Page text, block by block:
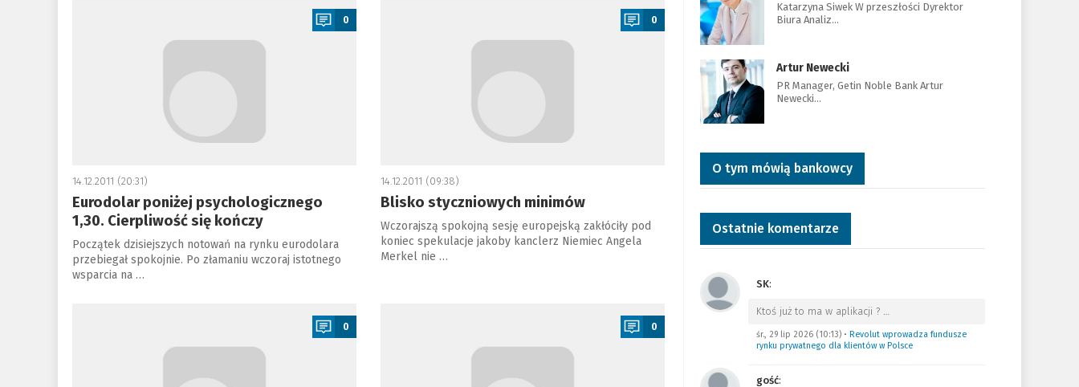
0
14.12.2011 (20:31)
Eurodolar poniżej psychologicznego
1,30. Cierpliwość się kończy
Początek dzisiejszych notowań na rynku eurodolara
przebiegał spokojnie. Po złamaniu wczoraj istotnego
wsparcia na …
0
14.12.2011 (09:38)
Blisko styczniowych minimów
Wczorajszą spokojną sesję europejską zakłóciły pod
koniec spekulacje jakoby kanclerz Niemiec Angela
Merkel nie …
0 0
Katarzyna Siwek W przeszłości Dyrektor
Biura Analiz…
Artur Newecki
PR Manager, Getin Noble Bank Artur
Newecki…
O tym mówią bankowcy
Ostatnie komentarze
SK:
Ktoś już to ma w aplikacji ? …
śr., 29 lip 2026 (10:13)• Revolut wprowadza fundusze
rynku prywatnego dla klientów w Polsce
gość: